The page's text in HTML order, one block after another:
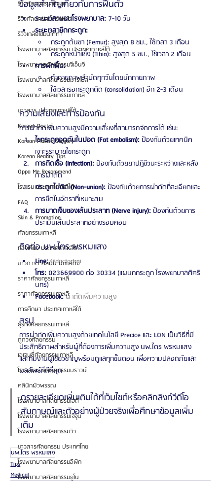
รีวิวศัลยกรรมแก้จมูก
รีวิวศัลยกรรมโครงหน้า
รีวิวเกลี่ยไขมันใต้ตา
โรงพยาบาลศัลยกรรม ประเทศเกาหลีใต้
โรงพยาบาลศัลยกรรมจีเอ็นจี
โรงพยาบาลศัลยกรรมมาร์เบิ้ล
โรงพยาบาลศัลยกรรมเกาหลี
ข่าวสาร ประเทศเกาหลีใต้
Korean Doctor
Korean Plastic Surgery
Korean Beauty Tips
Oppa Me Recommend
โรงแรม ประเทศเกาหลีใต้
FAQ
Skin & Promotion
ศัลยกรรมเกาหลี
ท่องเที่ยว ประเทศเกาหลีใต้
ข่าวดารา ศิลปิน นักแสดง
ราคาศัลยกรรมเกาหลี
ราคาศัลยกรรมเกาหลี
การศึกษา ประเทศเกาหลีใต้
ธุรกิจศัลยกรรมเกาหลี
ดูดวงศัลยกรรม
เอเจนซี่ศัลยกรรมเกาหลี
โรงพยาบาลศัลยกรรมบราวน์
คลินิกผิวพรรณ
โรงพยาบาลศัลยกรรมไอดี
โรงพยาบาลศัลยกรรมเจจุน
โรงพยาบาลศัลยกรรมวิว
ข่าวสารศัลยกรรม ประเทศไทย
โรงพยาบาลศัลยกรรมอีพิก
โรงพยาบาลศัลยกรรมยูโน
ข้อมูลสำคัญเกี่ยวกับการฟื้นตัว
ระยะเวลานอนโรงพยาบาล: 7-10 วัน
ระยะเวลายืดกระดูก:
กระดูกต้นขา (Femur): สูงสุด 8 ซม., ใช้เวลา 3 เดือน
กระดูกหน้าแข้ง (Tibia): สูงสุด 5 ซม., ใช้เวลา 2 เดือน
การพักฟื้น:
ทำกายภาพบำบัดทุกวันโดยนักกายภาพ
ใช้เวลารอกระดูกติด (consolidation) อีก 2-3 เดือน
ความเสี่ยงและการป้องกัน
การผ่าตัดเพิ่มความสูงมีความเสี่ยงที่สามารถจัดการได้ เช่น:
ไขกระดูกอุดตันในปอด (Fat embolism): ป้องกันด้วยเทคนิค
เจาะรูระบายไขกระดูก
การติดเชื้อ (Infection): ป้องกันด้วยยาปฏิชีวนะระหว่างและหลัง
การผ่าตัด
กระดูกไม่ติด (Non-union): ป้องกันด้วยการผ่าตัดที่ละเอียดและ
การยืดในอัตราที่เหมาะสม
การบาดเจ็บของเส้นประสาท (Nerve injury): ป้องกันด้วยการ
ประเมินเส้นประสาทอย่างรอบคอบ
ติดต่อ นพ.ไตร พรหมแสง
Line:@doctortrai
โทร: 023669900 ต่อ 30334 (แผนกกระดูก โรงพยาบาลศิคริ
นทร์)
Facebook:ผ่าตัดเพิ่มความสูง
สรุป
การผ่าตัดเพิ่มความสูงด้วยเทคโนโลยี Precice และ LON เป็นวิธีที่มี
ประสิทธิภาพสำหรับผู้ที่ต้องการเพิ่มความสูง นพ.ไตร พรหมแสง
และทีมงานผู้เชี่ยวชาญพร้อมดูแลทุกขั้นตอน เพื่อความปลอดภัยและ
ผลลัพธ์ที่ดีที่สุด
ดูรายละเอียดเพิ่มเติมได้ที่เว็บไซต์หรือคลิกลิงก์วีดีโอ
สัมภาษณ์และตัวอย่างผู้ป่วยจริงเพื่อศึกษาข้อมูลเพิ่ม
เติม
นพ.ไตร พรหมแสง
Tips
Medical